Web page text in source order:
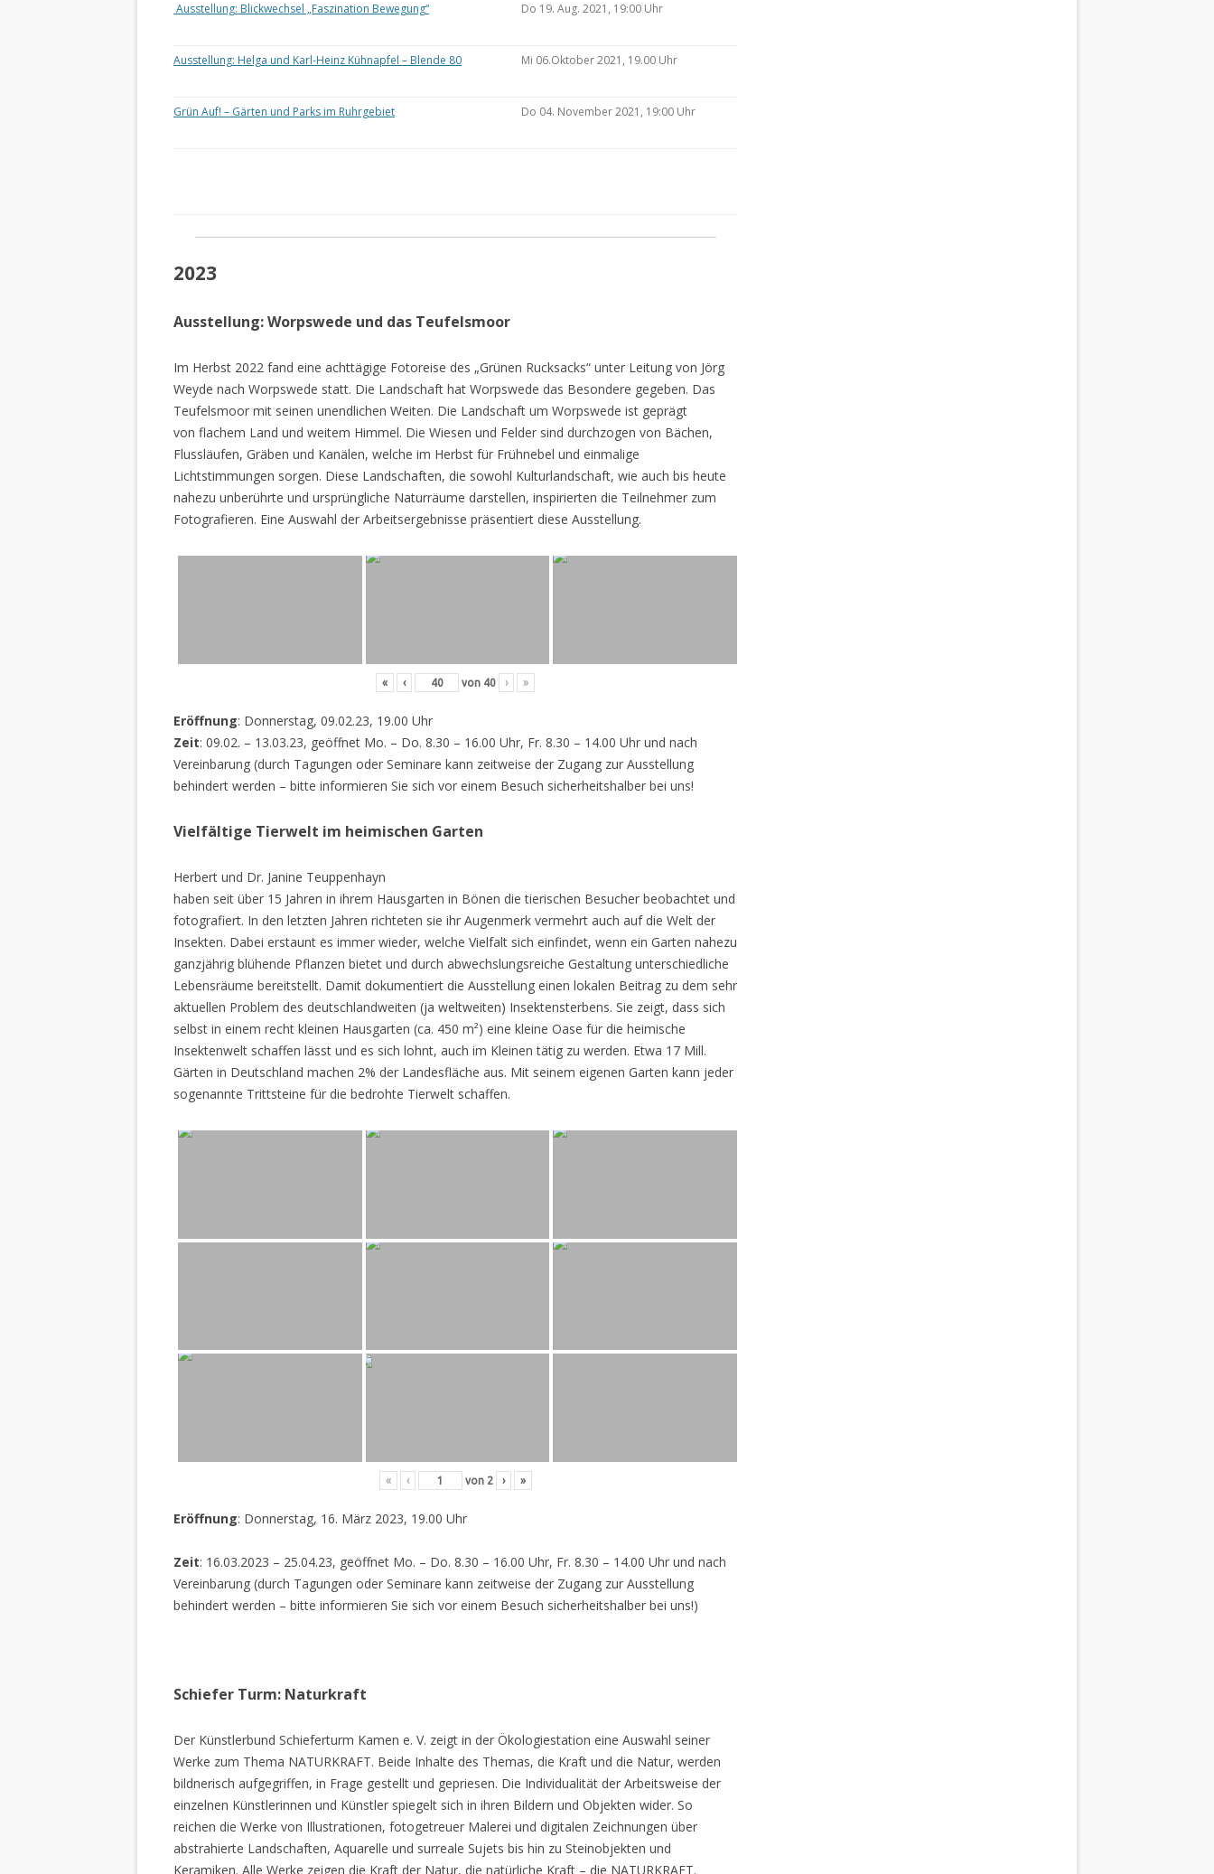
Ausstellung: Blickwechsel „Faszination Bewegung“ Do 19. Aug. 2021, 19:00 Uhr
Ausstellung: Helga und Karl-Heinz Kühnapfel – Blende 80 Mi 06.Oktober 2021, 19.00 Uhr
Grün Auf! – Gärten und Parks im Ruhrgebiet Do 04. November 2021, 19:00 Uhr
2023
Ausstellung: Worpswede und das Teufelsmoor
Im Herbst 2022 fand eine achttägige Fotoreise des „Grünen Rucksacks“ unter Leitung von Jörg
Weyde nach Worpswede statt. Die Landschaft hat Worpswede das Besondere gegeben. Das
Teufelsmoor mit seinen unendlichen Weiten. Die Landschaft um Worpswede ist geprägt
von flachem Land und weitem Himmel. Die Wiesen und Felder sind durchzogen von Bächen,
Flussläufen, Gräben und Kanälen, welche im Herbst für Frühnebel und einmalige
Lichtstimmungen sorgen. Diese Landschaften, die sowohl Kulturlandschaft, wie auch bis heute
nahezu unberührte und ursprüngliche Naturräume darstellen, inspirierten die Teilnehmer zum
Fotografieren. Eine Auswahl der Arbeitsergebnisse präsentiert diese Ausstellung.
« ‹ von 40 › »
Eröffnung: Donnerstag, 09.02.23, 19.00 Uhr
Zeit: 09.02. – 13.03.23, geöffnet Mo. – Do. 8.30 – 16.00 Uhr, Fr. 8.30 – 14.00 Uhr und nach
Vereinbarung (durch Tagungen oder Seminare kann zeitweise der Zugang zur Ausstellung
behindert werden – bitte informieren Sie sich vor einem Besuch sicherheitshalber bei uns!
Vielfältige Tierwelt im heimischen Garten
Herbert und Dr. Janine Teuppenhayn
haben seit über 15 Jahren in ihrem Hausgarten in Bönen die tierischen Besucher beobachtet und
fotografiert. In den letzten Jahren richteten sie ihr Augenmerk vermehrt auch auf die Welt der
Insekten. Dabei erstaunt es immer wieder, welche Vielfalt sich einfindet, wenn ein Garten nahezu
ganzjährig blühende Pflanzen bietet und durch abwechslungsreiche Gestaltung unterschiedliche
Lebensräume bereitstellt. Damit dokumentiert die Ausstellung einen lokalen Beitrag zu dem sehr
aktuellen Problem des deutschlandweiten (ja weltweiten) Insektensterbens. Sie zeigt, dass sich
selbst in einem recht kleinen Hausgarten (ca. 450 m²) eine kleine Oase für die heimische
Insektenwelt schaffen lässt und es sich lohnt, auch im Kleinen tätig zu werden. Etwa 17 Mill.
Gärten in Deutschland machen 2% der Landesfläche aus. Mit seinem eigenen Garten kann jeder
sogenannte Trittsteine für die bedrohte Tierwelt schaffen.
« ‹ von 2 › »
Eröffnung: Donnerstag, 16. März 2023, 19.00 Uhr
Zeit: 16.03.2023 – 25.04.23, geöffnet Mo. – Do. 8.30 – 16.00 Uhr, Fr. 8.30 – 14.00 Uhr und nach
Vereinbarung (durch Tagungen oder Seminare kann zeitweise der Zugang zur Ausstellung
behindert werden – bitte informieren Sie sich vor einem Besuch sicherheitshalber bei uns!)
Schiefer Turm: Naturkraft
Der Künstlerbund Schieferturm Kamen e. V. zeigt in der Ökologiestation eine Auswahl seiner
Werke zum Thema NATURKRAFT. Beide Inhalte des Themas, die Kraft und die Natur, werden
bildnerisch aufgegriffen, in Frage gestellt und gepriesen. Die Individualität der Arbeitsweise der
einzelnen Künstlerinnen und Künstler spiegelt sich in ihren Bildern und Objekten wider. So
reichen die Werke von Illustrationen, fotogetreuer Malerei und digitalen Zeichnungen über
abstrahierte Landschaften, Aquarelle und surreale Sujets bis hin zu Steinobjekten und
Keramiken. Alle Werke zeigen die Kraft der Natur, die natürliche Kraft – die NATURKRAFT.